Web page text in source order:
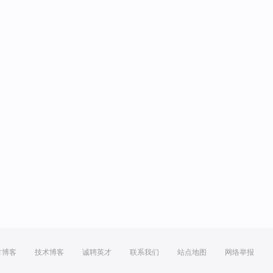
博客 技术博客 诚聘英才 联系我们 站点地图 网络举报